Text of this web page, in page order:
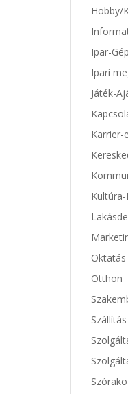
Hobby/
Ipar-
Ipari
Játék-
Karrier-
Oktatás
Otthon